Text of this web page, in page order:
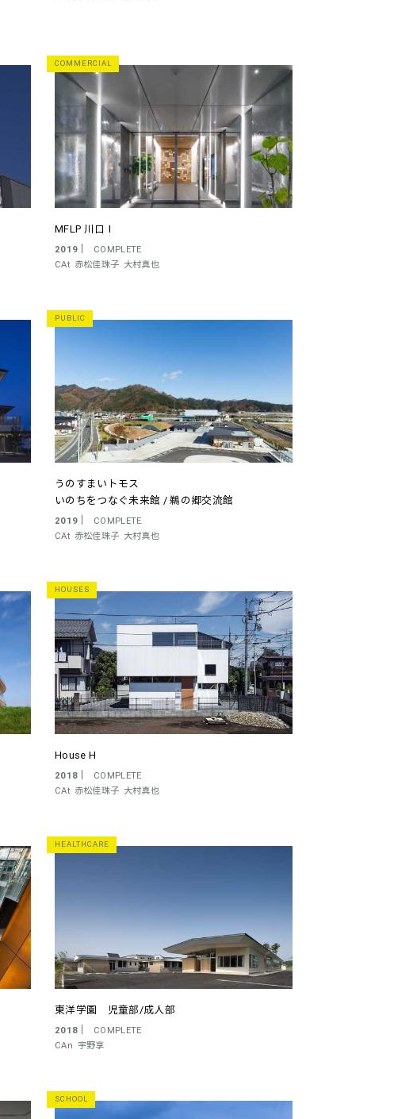
COMMERCIAL
MFLP 川口Ⅰ
2019
COMPLETE
CAt 赤松佳珠子 大村真也
PUBLIC
うのすまいトモス
いのちをつなぐ未来館 / 鵜の郷交流館
2019
COMPLETE
CAt 赤松佳珠子 大村真也
HOUSES
House H
2018
COMPLETE
CAt 赤松佳珠子 大村真也
HEALTHCARE
東洋学園 児童部/成人部
2018
COMPLETE
CAn 宇野享
SCHOOL